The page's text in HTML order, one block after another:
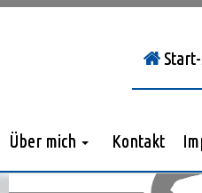
Über mich Kontakt